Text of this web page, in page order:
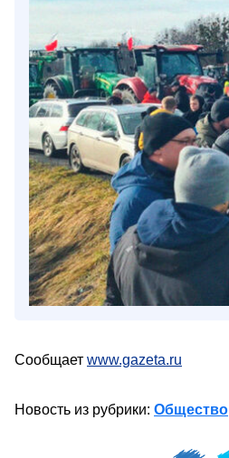
Сообщает www.gazeta.ru
Новость из рубрики: Общество